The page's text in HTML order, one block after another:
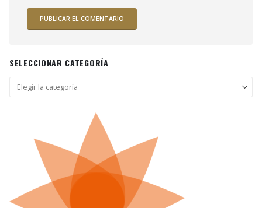
SELECCIONAR CATEGORÍA
Seleccionar
categoría